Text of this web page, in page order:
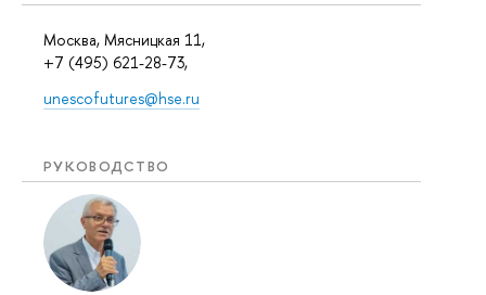
Москва, Мясницкая 11,
+7 (495) 621-28-73,
unescofutures@hse.ru
РУКОВОДСТВО